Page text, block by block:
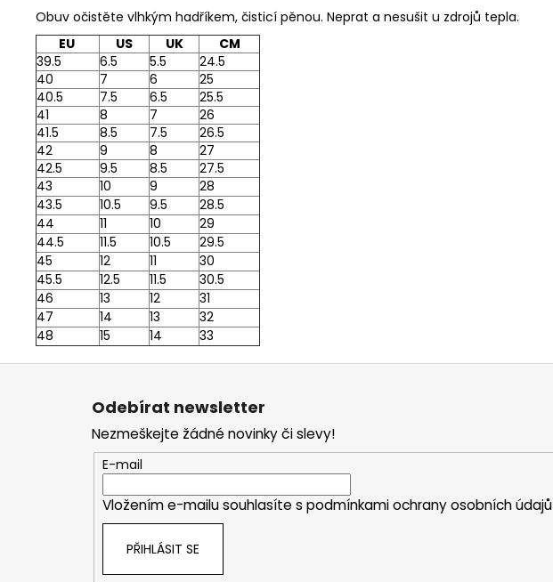
Obuv očistěte vlhkým hadříkem, čisticí pěnou. Neprat a nesušit u zdrojů tepla.
EU
US UK
CM
39.5
6.5 5.5
24.5
40
7 6
25
40.5
7.5 6.5
25.5
41
8 7
26
41.5
8.5 7.5
26.5
42
9 8
27
42.5
9.5 8.5
27.5
43
10 9
28
43.5
10.5 9.5
28.5
44
11 10
29
44.5
11.5 10.5
29.5
45
12 11
30
45.5
12.5 11.5
30.5
46
13 12
31
47
14 13
32
48
15 14 33
Z
Odebírat newsletter
Nezmeškejte žádné novinky či slevy!
E-mail
Vložením e-mailu souhlasíte s podmínkami ochrany osobních údajů
PŘIHLÁSIT SE